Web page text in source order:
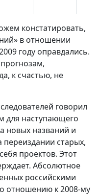
констатировать,
в отношении
году оправдались.
к счастью, не
говорил
для наступающего
новых названий и
переиздании старых,
проектов. Этот
Абсолютное
российскими
отношению к 2008-му